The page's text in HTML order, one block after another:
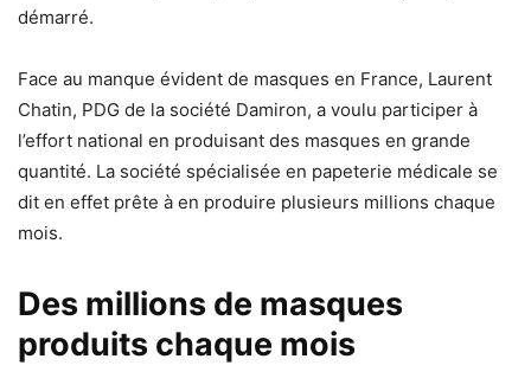
démarré.
Face au manque évident de masques en France, Laurent
Chatin, PDG de la société Damiron, a voulu participer à
l’effort national en produisant des masques en grande
quantité. La société spécialisée en papeterie médicale se
dit en effet prête à en produire plusieurs millions chaque
mois.
Des millions de masques
produits chaque mois